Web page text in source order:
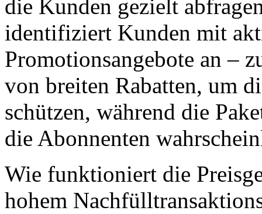
die Kunden gezielt
identifiziert Kunden mit
Promotionsangebote an –
von breiten Rabatten, um
schützen, während die
die Abonnenten
Wie funktioniert die
hohem